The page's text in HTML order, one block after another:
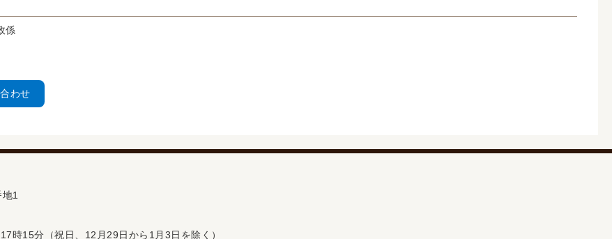
係
わせ
1
時15分（祝日、12月29日から1月3日を除く）